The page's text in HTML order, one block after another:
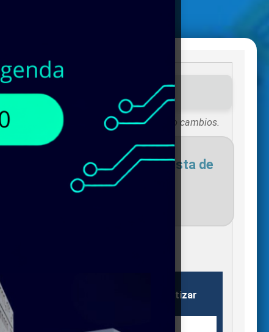
de
Existencias sujetas a vigencias o cambios.
para agregar a tu lista de
Cotizar